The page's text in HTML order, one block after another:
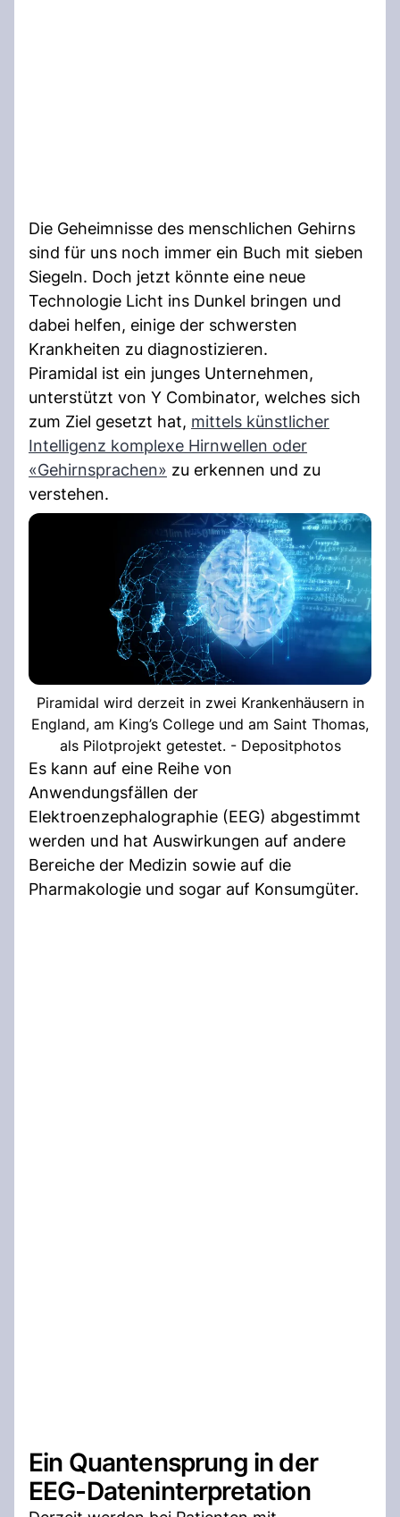
Die Geheimnisse des menschlichen Gehirns
sind für uns noch immer ein Buch mit sieben
Siegeln. Doch jetzt könnte eine neue
Technologie Licht ins Dunkel bringen und
dabei helfen, einige der schwersten
Krankheiten zu diagnostizieren.
Piramidal ist ein junges Unternehmen,
unterstützt von Y Combinator, welches sich
zum Ziel gesetzt hat, mittels künstlicher
Intelligenz komplexe Hirnwellen oder
«Gehirnsprachen» zu erkennen und zu
verstehen.
Piramidal wird derzeit in zwei Krankenhäusern in
England, am King’s College und am Saint Thomas,
als Pilotprojekt getestet. - Depositphotos
Es kann auf eine Reihe von
Anwendungsfällen der
Elektroenzephalographie (EEG) abgestimmt
werden und hat Auswirkungen auf andere
Bereiche der Medizin sowie auf die
Pharmakologie und sogar auf Konsumgüter.
Ein Quantensprung in der
EEG-Dateninterpretation